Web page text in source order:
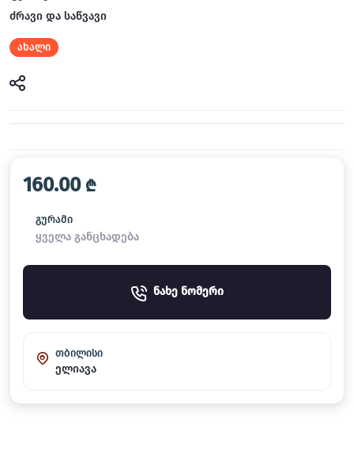
ძრავი და საწვავი
ახალი
160.00 ₾
გურამი
ყველა განცხადება
ნახე ნომერი
თბილისი
ელიავა